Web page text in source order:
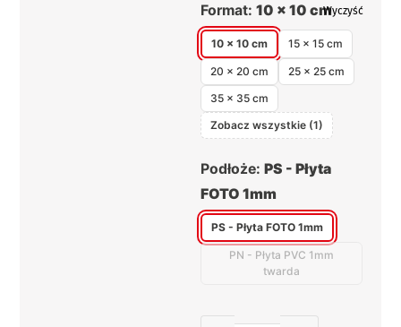
Format: 10 x 10 cm
10 x 10 cm 15 x 15 cm
20 x 20 cm
25 x 25 cm
35 x 35 cm
Zobacz wszystkie (1)
Podłoże: PS - Płyta
FOTO 1mm
PS - Płyta FOTO 1mm
PN - Płyta PVC 1mm
twarda
Wyczyść